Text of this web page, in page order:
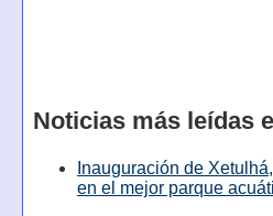
Noticias más leídas
Inauguración de
en el mejor parque